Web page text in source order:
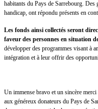
habitants du Pays de Sarrebourg. Des
handicap, ont répondu présents en
Les fonds ainsi collectés seront
faveur des personnes en situation
développer des programmes visant à
intégration et à leur offrir des
Un immense bravo et un sincère
aux généreux donateurs du Pays de